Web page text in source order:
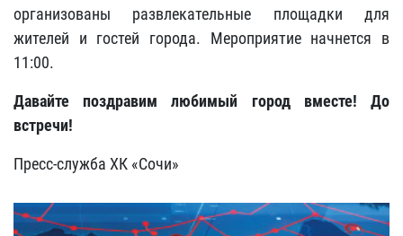
организованы развлекательные площадки для
жителей и гостей города. Мероприятие начнется в
11:00.
Давайте поздравим любимый город вместе! До
встречи!
Пресс-служба ХК «Сочи»